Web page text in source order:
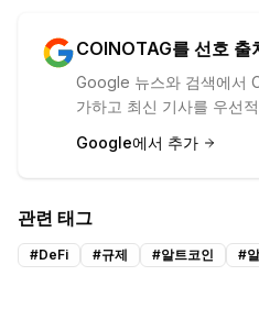
COINOTAG를 선호 출
Google 뉴스와 검색에서
가하고 최신 기사를 우선
Google에서 추가
관련 태그
#DeFi #규제 #알트코인 #